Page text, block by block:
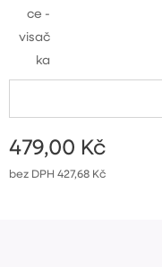
ce -
visač
ka
479,00 Kč
bez DPH 427,68 Kč